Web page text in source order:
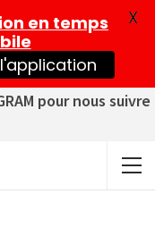
pour nous suivre
en temps
X